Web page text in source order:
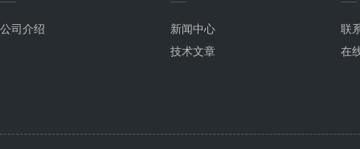
公司介绍
新闻中心
技术文章
联
在